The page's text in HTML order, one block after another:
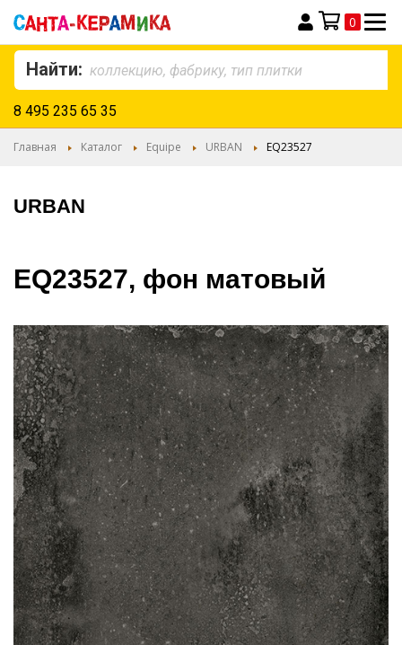
Моя корзина
0
Найти:
8 495 235 65 35
Главная Каталог Equipe URBAN EQ23527
URBAN
EQ23527, фон матовый